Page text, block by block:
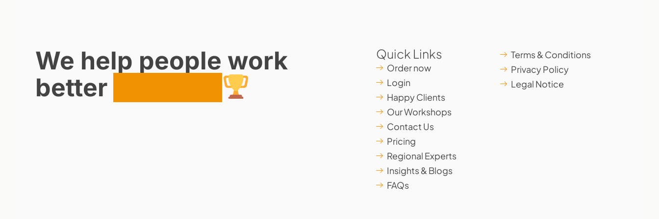
We help people work
better
Quick Links
Order now
Login
Happy Clients
Our Workshops
Contact Us
Pricing
Regional Experts
Insights & Blogs
FAQs
Terms & Conditions
Privacy Policy
Legal Notice